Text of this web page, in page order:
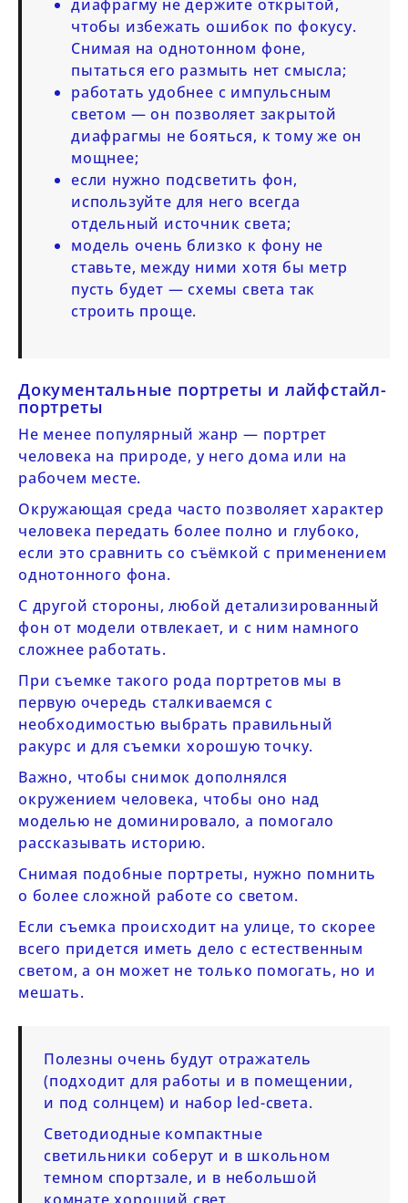
диафрагму не держите открытой,
чтобы избежать ошибок по фокусу.
Снимая на однотонном фоне,
пытаться его размыть нет смысла;
работать удобнее с импульсным
светом — он позволяет закрытой
диафрагмы не бояться, к тому же он
мощнее;
если нужно подсветить фон,
используйте для него всегда
отдельный источник света;
модель очень близко к фону не
ставьте, между ними хотя бы метр
пусть будет — схемы света так
строить проще.
Документальные портреты и лайфстайл-
портреты
Не менее популярный жанр — портрет
человека на природе, у него дома или на
рабочем месте.
Окружающая среда часто позволяет характер
человека передать более полно и глубоко,
если это сравнить со съёмкой с применением
однотонного фона.
С другой стороны, любой детализированный
фон от модели отвлекает, и с ним намного
сложнее работать.
При съемке такого рода портретов мы в
первую очередь сталкиваемся с
необходимостью выбрать правильный
ракурс и для съемки хорошую точку.
Важно, чтобы снимок дополнялся
окружением человека, чтобы оно над
моделью не доминировало, а помогало
рассказывать историю.
Снимая подобные портреты, нужно помнить
о более сложной работе со светом.
Если съемка происходит на улице, то скорее
всего придется иметь дело с естественным
светом, а он может не только помогать, но и
мешать.
Полезны очень будут отражатель
(подходит для работы и в помещении,
и под солнцем) и набор led-света.
Светодиодные компактные
светильники соберут и в школьном
темном спортзале, и в небольшой